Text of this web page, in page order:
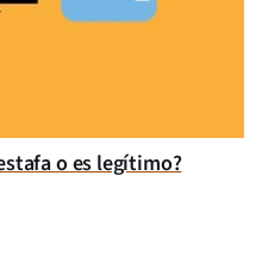
o es legítimo?